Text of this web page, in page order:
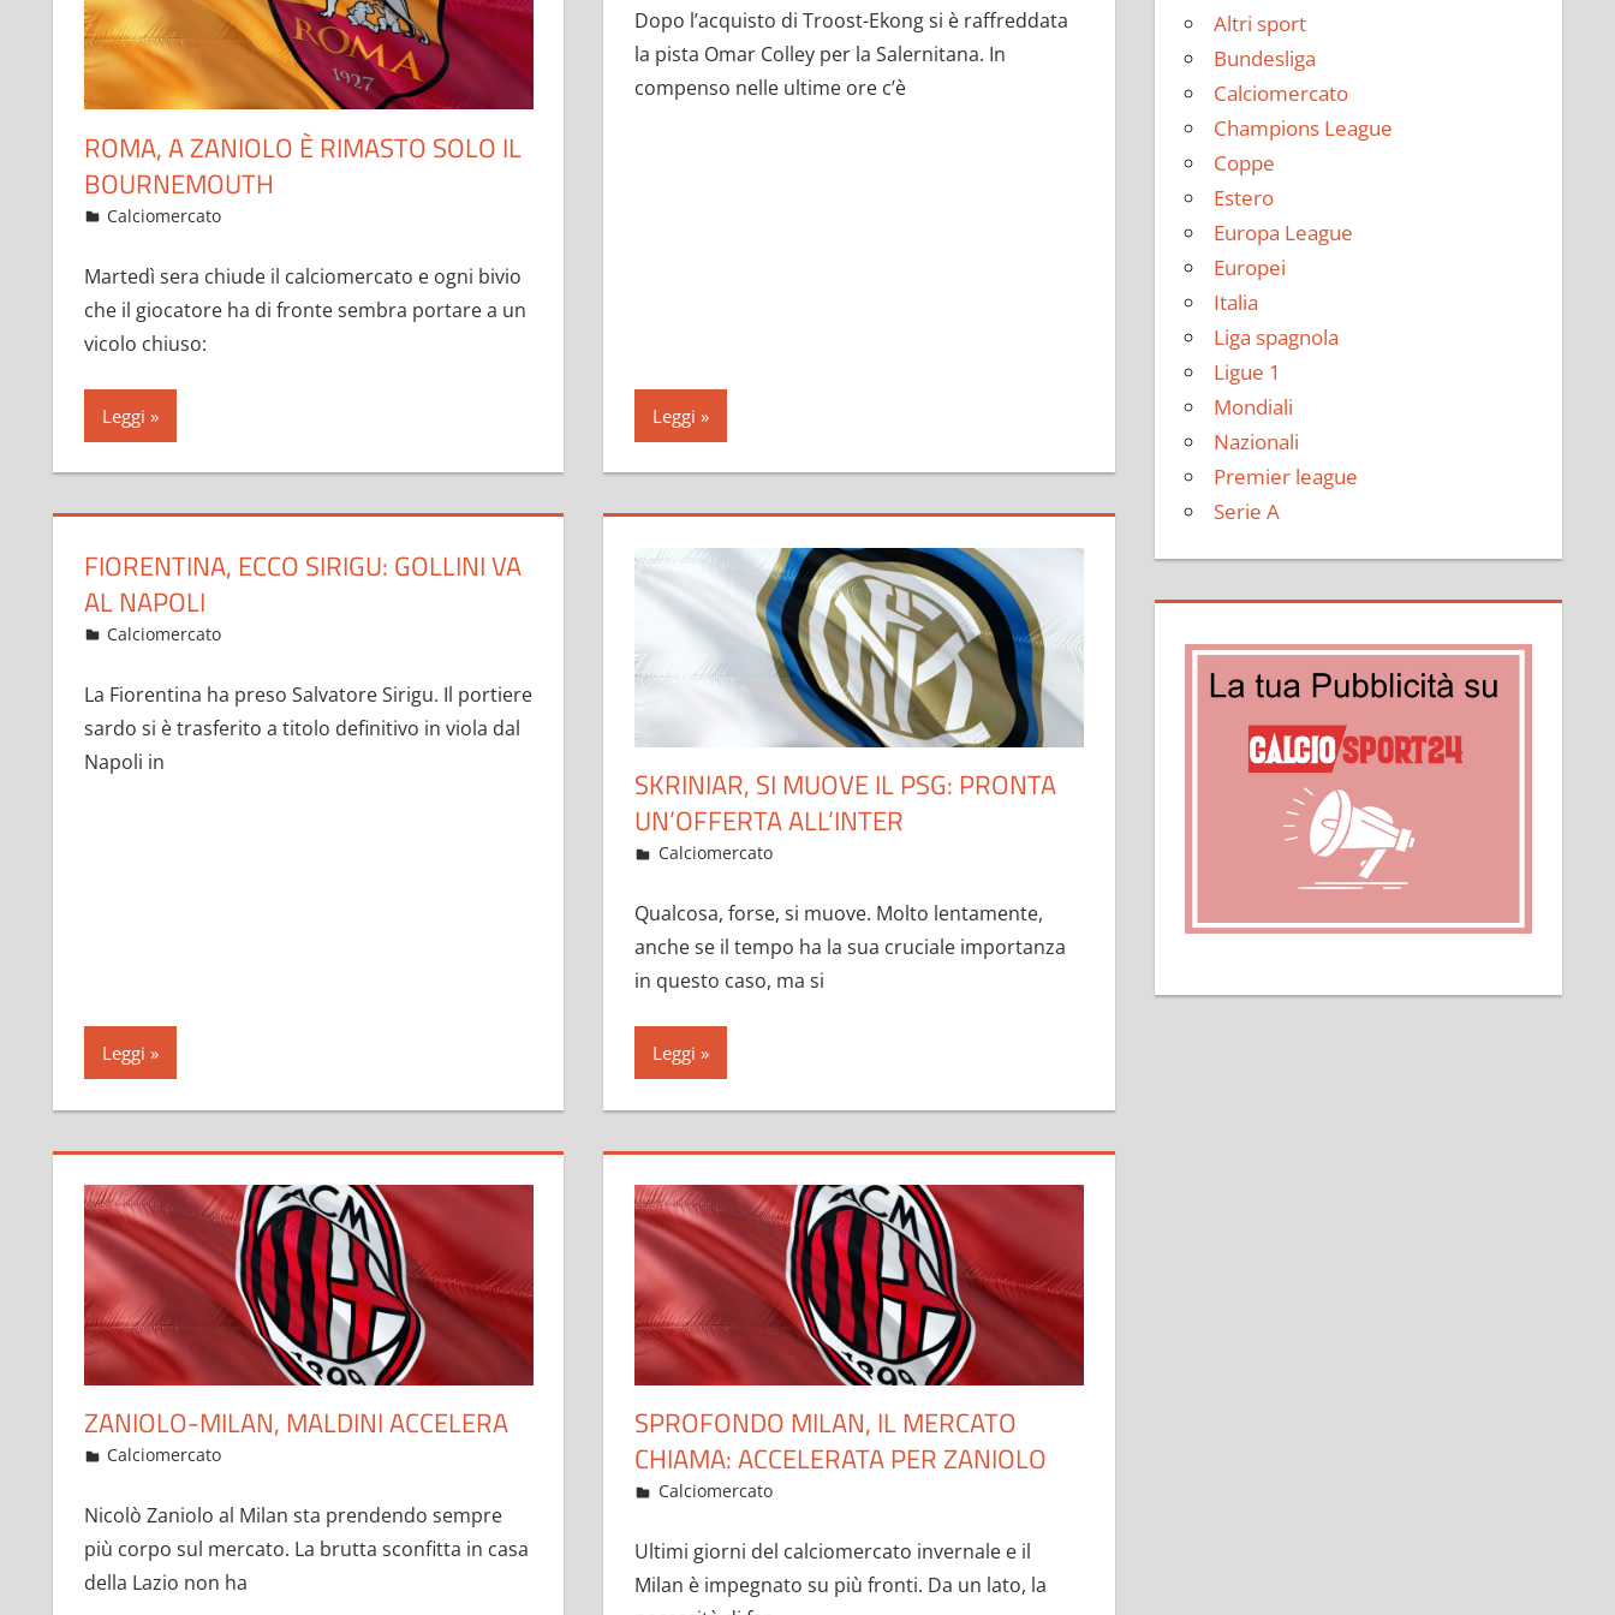
ROMA, A ZANIOLO È RIMASTO SOLO IL
BOURNEMOUTH
Gennaio 27, 2023
admin
Calciomercato
Martedì sera chiude il calciomercato e ogni bivio
che il giocatore ha di fronte sembra portare a un
vicolo chiuso:
Leggi
Dopo l’acquisto di Troost-Ekong si è raffreddata
la pista Omar Colley per la Salernitana. In
compenso nelle ultime ore c’è
Leggi
FIORENTINA, ECCO SIRIGU: GOLLINI VA
AL NAPOLI
Gennaio 26, 2023
admin
Calciomercato
La Fiorentina ha preso Salvatore Sirigu. Il portiere
sardo si è trasferito a titolo definitivo in viola dal
Napoli in
Leggi
SKRINIAR, SI MUOVE IL PSG: PRONTA
UN’OFFERTA ALL’INTER
Gennaio 26, 2023
admin
Calciomercato
Qualcosa, forse, si muove. Molto lentamente,
anche se il tempo ha la sua cruciale importanza
in questo caso, ma si
Leggi
ZANIOLO-MILAN, MALDINI ACCELERA
Gennaio 26, 2023
admin
Calciomercato
Nicolò Zaniolo al Milan sta prendendo sempre
più corpo sul mercato. La brutta sconfitta in casa
della Lazio non ha
SPROFONDO MILAN, IL MERCATO
CHIAMA: ACCELERATA PER ZANIOLO
Gennaio 25, 2023
admin
Calciomercato
Ultimi giorni del calciomercato invernale e il
Milan è impegnato su più fronti. Da un lato, la
Altri sport
Bundesliga
Calciomercato
Champions League
Coppe
Estero
Europa League
Europei
Italia
Liga spagnola
Ligue 1
Mondiali
Nazionali
Premier league
Serie A